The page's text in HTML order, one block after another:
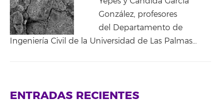
González, profesores
del Departamento de
Ingeniería Civil de la Universidad de Las Palmas…
ENTRADAS RECIENTES